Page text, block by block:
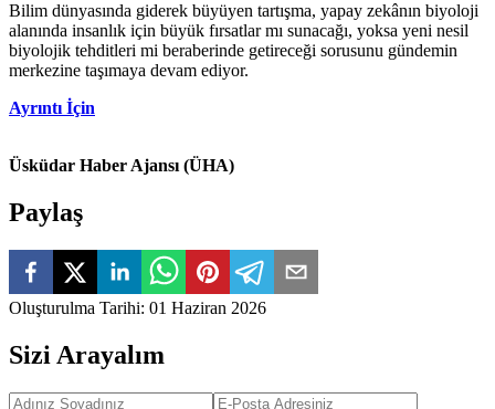
Bilim dünyasında giderek büyüyen tartışma, yapay zekânın biyoloji
alanında insanlık için büyük fırsatlar mı sunacağı, yoksa yeni nesil
biyolojik tehditleri mi beraberinde getireceği sorusunu gündemin
merkezine taşımaya devam ediyor.
Ayrıntı İçin
Üsküdar Haber Ajansı (ÜHA)
Paylaş
Oluşturulma Tarihi: 01 Haziran 2026
Sizi Arayalım